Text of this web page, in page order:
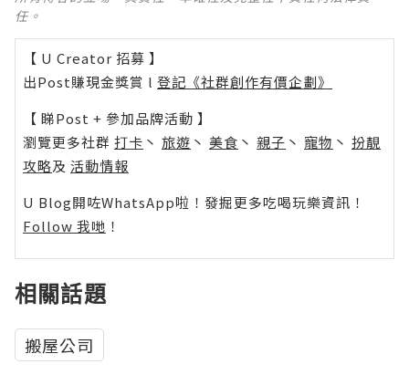
任。
【 U Creator 招募 】
出Post賺現金獎賞 l 登記《社群創作有價企劃》
【 睇Post + 參加品牌活動 】
瀏覽更多社群 打卡 丶 旅遊 丶 美食 丶 親子 丶 寵物 丶 扮靚
攻略及 活動情報
U Blog開咗WhatsApp啦！發掘更多吃喝玩樂資訊！
Follow 我哋 ！
相關話題
搬屋公司